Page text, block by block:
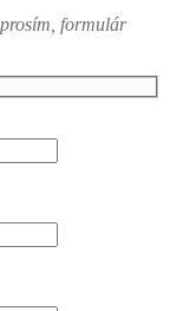
formulár